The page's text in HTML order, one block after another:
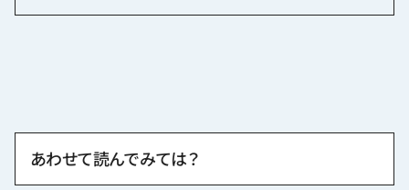
あわせて読んでみては？